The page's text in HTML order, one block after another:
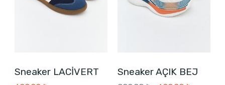
Sneaker LACİVERT Sneaker AÇIK BEJ